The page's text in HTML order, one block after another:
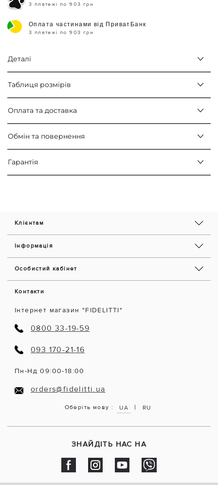
3 платежі по 903 грн
Оплата частинами від ПриватБанк
3 платежі по 903 грн
Деталі
Таблиця розмірів
Оплата та доставка
Обмін та повернення
Гарантія
Клієнтам
Інформація
Особистий кабінет
Контакти
Інтернет магазин "FIDELITTI"
0800 33-19-59
093 170-21-16
Пн-Нд 09:00-18:00
orders@fidelitti.ua
Оберіть мову : UA | RU
ЗНАЙДІТЬ НАС НА